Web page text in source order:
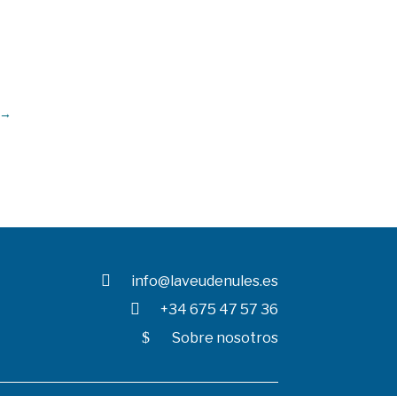
 info@laveudenules.es
 +34 675 47 57 36
$ Sobre nosotros